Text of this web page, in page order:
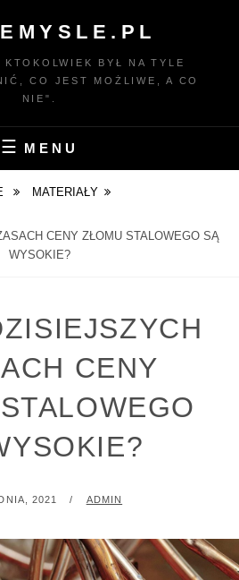
BYŁ NA TYLE
CO JEST MOŻLIWE, A CO
NIE".
MENU
MATERIAŁY
CENY ZŁOMU STALOWEGO SĄ
WYSOKIE?
CENY
2021 BY
ADMIN